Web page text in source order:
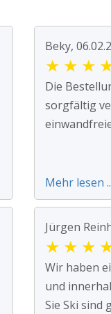
Beky,
★ ★ ★
Die
sorgfältig
Mehr lesen
Jürgen
★ ★ ★
Wir haben
und
Sie Ski sind